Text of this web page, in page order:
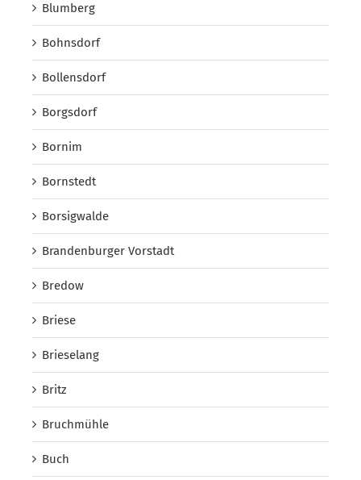
Blumberg
Bohnsdorf
Bollensdorf
Borgsdorf
Bornim
Bornstedt
Borsigwalde
Brandenburger Vorstadt
Bredow
Briese
Brieselang
Britz
Bruchmühle
Buch